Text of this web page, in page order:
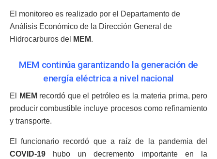
El monitoreo es realizado por el Departamento de
Análisis Económico de la Dirección General de
Hidrocarburos del
MEM.
MEM continúa garantizando la generación de
energía eléctrica a nivel nacional
El MEM recordó que el petróleo es la materia prima, pero
producir combustible incluye procesos como refinamiento
y transporte.
El funcionario recordó que a raíz de la pandemia del
COVID-19 hubo un decremento importante en la